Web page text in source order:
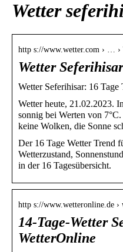
Wetter
http s://www.wetter.com › …
Wetter
Wetter Seferihisar: 16 Tage
Wetter heute, 21.02.2023.
sonnig bei Werten von
keine Wolken, die Sonne
Der 16 Tage Wetter Trend
Wetterzustand,
in der 16 Tagesübersicht.
http s://www.wetteronline.de ›
14-Tage-Wetter
WetterOnline